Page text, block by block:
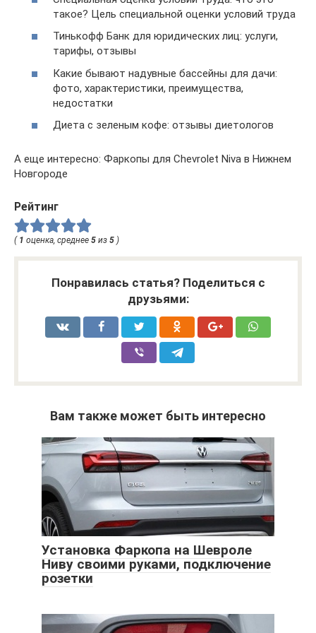
такое? Цель специальной оценки условий труда
Тинькофф Банк для юридических лиц: услуги,
тарифы, отзывы
Какие бывают надувные бассейны для дачи:
фото, характеристики, преимущества,
недостатки
Диета с зеленым кофе: отзывы диетологов
А еще интересно: Фаркопы для Chevrolet Niva в Нижнем
Новгороде
Рейтинг
( 1 оценка, среднее 5 из 5 )
Понравилась статья? Поделиться с
друзьями:
Вам также может быть интересно
Установка Фаркопа на Шевроле
Ниву своими руками, подключение
розетки